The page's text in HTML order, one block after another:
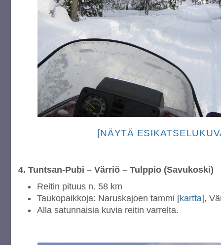
[NÄYTÄ
4. Tuntsan-Pubi – Värriö – Tulppio (Savukoski)
Reitin pituus n. 58 km
Taukopaikkoja: Naruskajoen tammi [kartta],
Alla satunnaisia kuvia reitin varrelta.